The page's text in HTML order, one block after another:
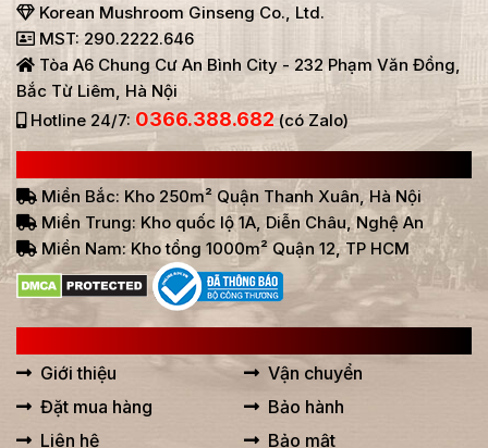
Korean Mushroom Ginseng Co., Ltd.
MST: 290.2222.646
Tòa A6 Chung Cư An Bình City - 232 Phạm Văn Đồng,
Bắc Từ Liêm, Hà Nội
Hotline 24/7: 0366.388.682(có Zalo)
Miền Bắc: Kho 250m² Quận Thanh Xuân, Hà Nội
Miền Trung: Kho quốc lộ 1A, Diễn Châu, Nghệ An
Miền Nam: Kho tổng 1000m² Quận 12, TP HCM
Giới thiệu
Đặt mua hàng
Liên hệ
Vận chuyển
Bảo hành
Bảo mật